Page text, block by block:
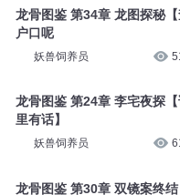
龙骨图鉴 第34章 龙图探秘
户口呢
妖兽饲养员
龙骨图鉴 第24章 李宅夜探
里有话】
妖兽饲养员
龙骨图鉴 第30章 双镜案终结